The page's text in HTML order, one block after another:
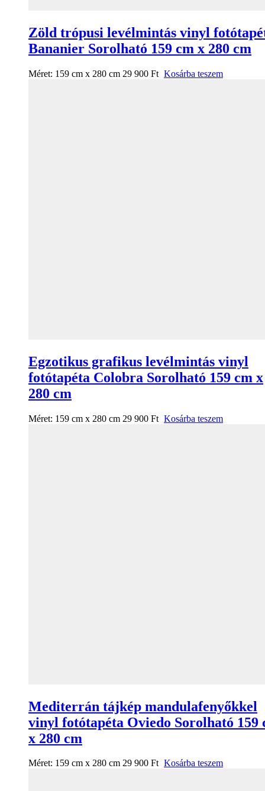
Zöld trópusi levélmintás vinyl
Bananier Sorolható 159 cm x 280 cm
Méret: 159 cm x 280 cm 29 900 Ft Kosárba teszem
Egzotikus grafikus levélmintás vinyl
fotótapéta Colobra Sorolható 159 cm x
280 cm
Méret: 159 cm x 280 cm 29 900 Ft Kosárba teszem
Mediterrán tájkép mandulafenyőkkel
vinyl fotótapéta Oviedo Sorolható 159
x 280 cm
Méret: 159 cm x 280 cm 29 900 Ft Kosárba teszem